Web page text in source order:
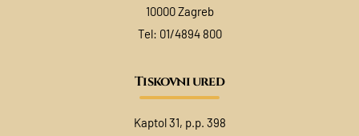
10000 Zagreb
Tel: 01/4894 800
Tiskovni ured
Kaptol 31, p.p. 398